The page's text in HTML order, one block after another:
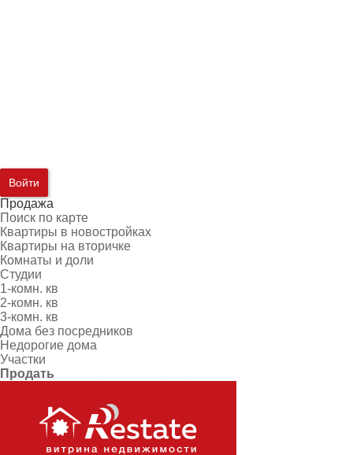
Войти
Продажа
Поиск по карте
Квартиры в новостройках
Квартиры на вторичке
Комнаты и доли
Студии
1-комн. кв
2-комн. кв
3-комн. кв
Дома без посредников
Недорогие дома
Участки
Продать